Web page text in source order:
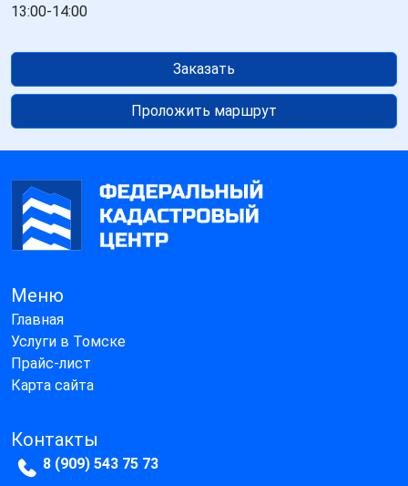
13:00-14:00
Заказать
Проложить маршрут
Меню
Главная
Услуги в Томске
Прайс-лист
Карта сайта
Контакты
8 (909) 543 75 73